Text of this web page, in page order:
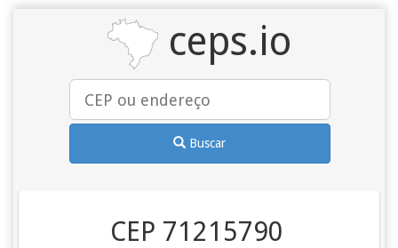
ceps.io
Buscar
CEP 71215790